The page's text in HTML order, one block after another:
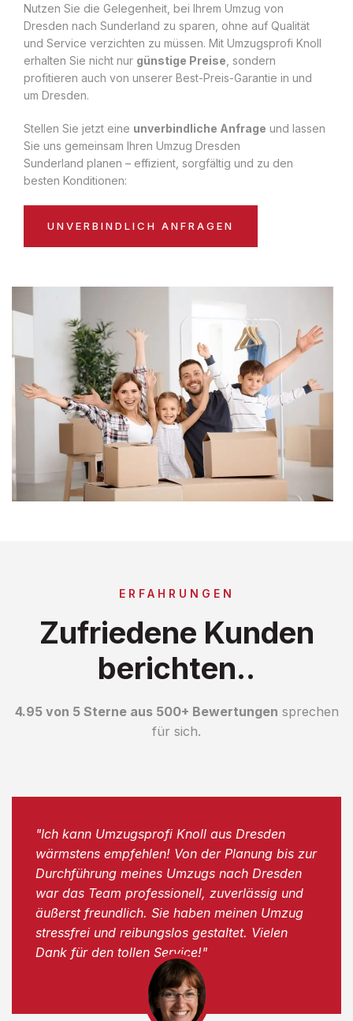
Nutzen Sie die Gelegenheit, bei Ihrem Umzug von
Dresden nach Sunderland zu sparen, ohne auf Qualität
und Service verzichten zu müssen. Mit Umzugsprofi Knoll
erhalten Sie nicht nur günstige Preise , sondern
profitieren auch von unserer Best-Preis-Garantie in und
um Dresden.
Stellen Sie jetzt eine unverbindliche Anfrage und lassen
Sie uns gemeinsam Ihren Umzug Dresden
Sunderland planen – effizient, sorgfältig und zu den
besten Konditionen:
UNVERBINDLICH ANFRAGEN
ERFAHRUNGEN
Zufriedene Kunden
berichten..
4.95 von 5 Sterne aus 500+ Bewertungen sprechen
für sich.
"Ich kann Umzugsprofi Knoll aus Dresden
wärmstens empfehlen! Von der Planung bis zur
Durchführung meines Umzugs nach Dresden
war das Team professionell, zuverlässig und
äußerst freundlich. Sie haben meinen Umzug
stressfrei und reibungslos gestaltet. Vielen
Dank für den tollen Service!"